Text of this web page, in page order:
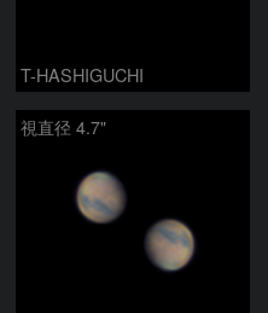
T-HASHIGUCHI
視直径 4.7"